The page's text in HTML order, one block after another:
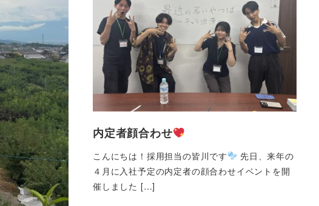
内定者顔合わせ
こんにちは！採用担当の皆川です
先日、来年の
４月に入社予定の内定者の顔合わせイベントを開
催しました […]